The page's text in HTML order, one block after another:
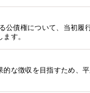
公債権について、当初履
す。
な徴収を目指すため、